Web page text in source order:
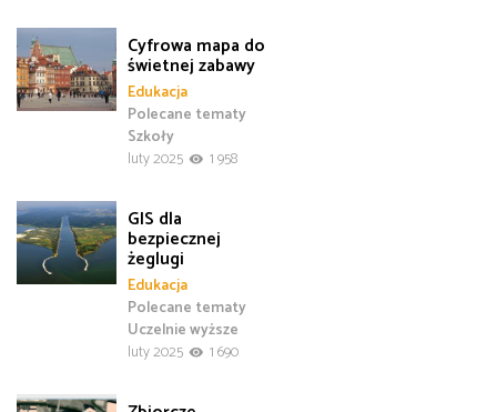
Cyfrowa mapa do
świetnej zabawy
Edukacja
Polecane tematy
Szkoły
luty 2025
1 958
GIS dla
bezpiecznej
żeglugi
Edukacja
Polecane tematy
Uczelnie wyższe
luty 2025
1 690